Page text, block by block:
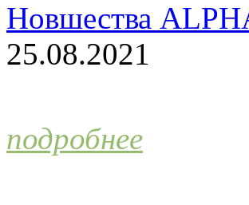
Новшества
25.08.2021
подробнее